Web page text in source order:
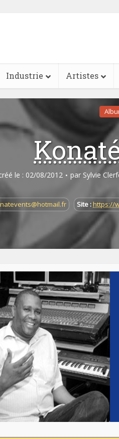
Industrie Artistes
le : 02/08/2012 par Sylvie
Site :https://